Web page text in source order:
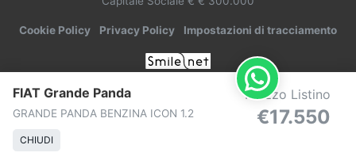
FIAT Grande Panda
GRANDE PANDA BENZINA ICON 1.2
Prezzo Listino
€17.550
CHIUDI
Cookie Policy Privacy Policy Impostazioni di tracciamento